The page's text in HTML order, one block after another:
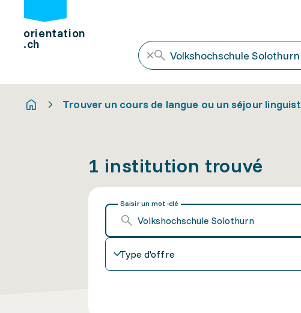
orientation
.ch
Trouver un cours de langue ou un séjour
1 institution trouvé
Saisir un mot-clé
Type d'offre